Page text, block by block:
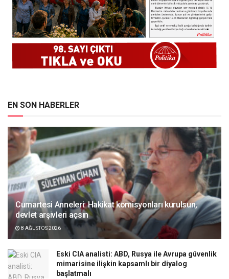
EN SON HABERLER
Cumartesi Anneleri: Hakikat komisyonları kurulsun,
devlet arşivleri açsın
8 AĞUSTOS 2026
Eski CIA analisti: ABD, Rusya ile Avrupa güvenlik
mimarisine ilişkin kapsamlı bir diyalog
başlatmalı